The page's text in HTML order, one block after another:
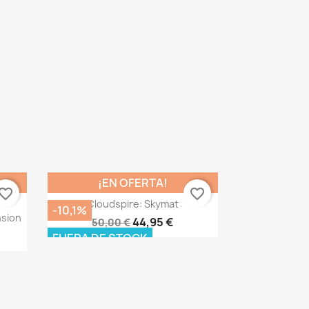
Vista rápida
Cloudspire: Skymat
50,00 €44,95 €
¡EN OFERTA!
-10,1%
FUERA DE STOCK
favorite_border